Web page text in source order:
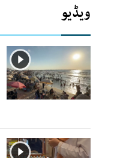
ویڈیو